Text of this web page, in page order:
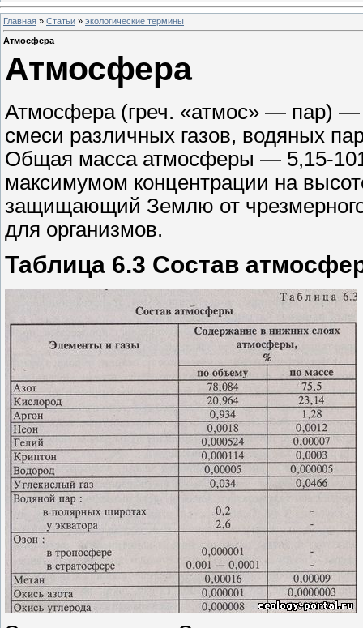
Главная » Статьи » экологические термины
Атмосфера
Атмосфера
Атмосфера (греч. «атмос» — пар) —
смеси различных газов, водяных
Общая масса атмосферы — 5,15-
максимумом концентрации на
защищающий Землю от чрезмерного
для организмов.
Таблица 6.3 Состав